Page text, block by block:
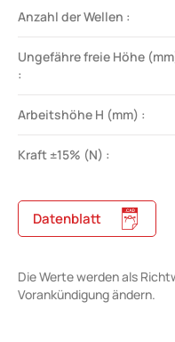
Anzahl der Wellen :
Ungefähre freie Höhe
:
Arbeitshöhe H (mm) :
Kraft ±15% (N) :
Datenblatt
Die Werte werden als
Vorankündigung ändern.